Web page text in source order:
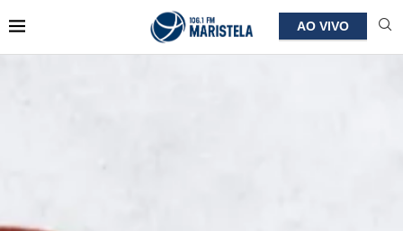
AO VIVO